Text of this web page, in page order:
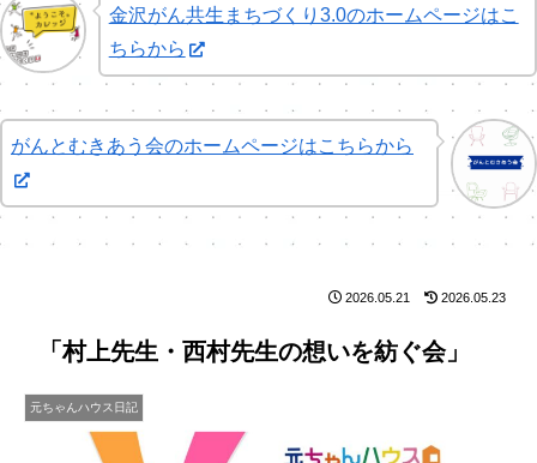
金沢がん共生まちづくり3.0のホームページはこ
ちらから
がんとむきあう会のホームページはこちらから
「村上先生・西村先生の想いを紡ぐ会」
元ちゃんハウス日記
2026.05.21 2026.05.23